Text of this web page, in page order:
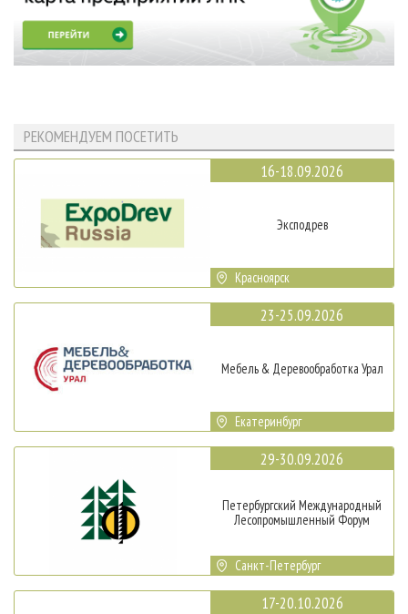
РЕКОМЕНДУЕМ ПОСЕТИТЬ
16-18.09.2026
Эксподрев
Красноярск
23-25.09.2026
Мебель & Деревообработка Урал
Екатеринбург
29-30.09.2026
Петербургский Международный
Лесопромышленный Форум
Санкт-Петербург
17-20.10.2026